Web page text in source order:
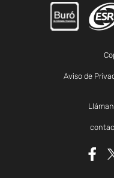
Aviso de